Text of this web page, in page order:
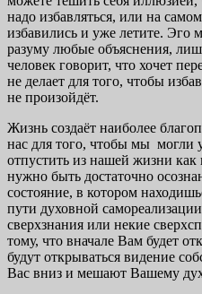
надо избавляться, или на
избавились и уже летите. Эго
разуму любые объяснения,
человек говорит, что хочет
не делает для того, чтобы
не произойдёт.
Жизнь создаёт наиболее
нас для того, чтобы мы могли
отпустить из нашей жизни
нужно быть достаточно
состояние, в котором
пути духовной
сверхзнания или некие
тому, что вначале Вам будет
будут открываться видение
Вас вниз и мешают Вашему